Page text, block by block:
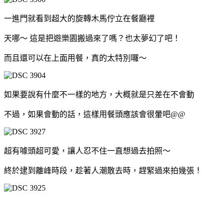
一進門就看到超大的旋轉木馬佇立在餐廳裡
天哪～ 這是把遊樂園搬過來了嗎？也太夢幻了吧！
而且還可以在上面用餐，真的太特別囉～
如果要說有什麼不一樣的地方，大概就是只差在不會動
不過，如果會動的話，這樣用餐頭應該會很暈吧@@
超有噱頭超可愛，讓人忍不住一直想過去拍照～
終於逮到離峰時段，趁著人潮散去時，趕緊過來拍幾張！